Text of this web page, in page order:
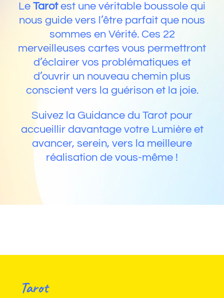
Le Tarotest une véritable boussole qui
nous guide vers l’être parfait que nous
sommes en Vérité. Ces 22
merveilleuses cartes vous permettront
d’éclairer vos problématiques et
d’ouvrir un nouveau chemin plus
conscient vers la guérison et la joie.
Suivez la Guidance du Tarot pour
accueillir davantage votre Lumière et
avancer, serein, vers la meilleure
réalisation de vous-même !
Tarot